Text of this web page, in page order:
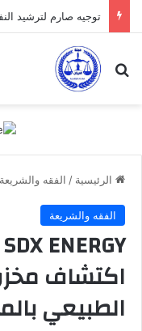
بحث عن
الرئيسية / الفقه والشريعة
الفقه والشريعة
اكتشاف
الطبيعي